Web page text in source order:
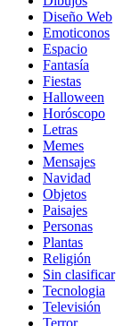
Diseño Web
Emoticonos
Espacio
Fantasía
Fiestas
Halloween
Horóscopo
Letras
Memes
Mensajes
Navidad
Objetos
Paisajes
Personas
Plantas
Religión
Sin clasificar
Tecnologia
Televisión
Terror